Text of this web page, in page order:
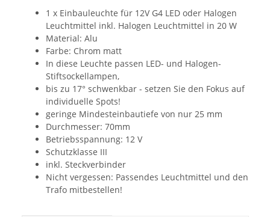
1 x Einbauleuchte für 12V G4 LED oder Halogen
Leuchtmittel inkl. Halogen Leuchtmittel in 20 W
Material: Alu
Farbe: Chrom matt
In diese Leuchte passen LED- und Halogen-
Stiftsockellampen,
bis zu 17° schwenkbar - setzen Sie den Fokus auf
individuelle Spots!
geringe Mindesteinbautiefe von nur 25 mm
Durchmesser: 70mm
Betriebsspannung: 12 V
Schutzklasse III
inkl. Steckverbinder
Nicht vergessen: Passendes Leuchtmittel und den
Trafo mitbestellen!